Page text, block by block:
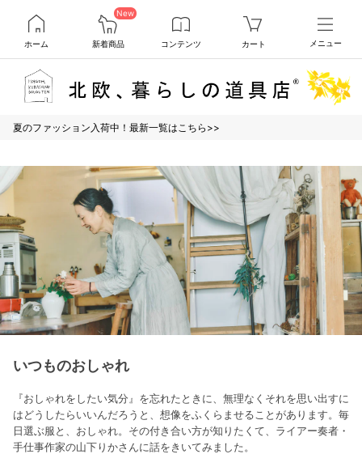
ホーム
New
新着商品 コンテンツ カート メニュー
夏のファッション入荷中！最新一覧はこちら>>
いつものおしゃれ
『おしゃれをしたい気分』を忘れたときに、無理なくそれを思い出すに
はどうしたらいいんだろうと、想像をふくらませることがあります。毎
日選ぶ服と、おしゃれ。その付き合い方が知りたくて、ライアー奏者・
手仕事作家の山下りかさんに話をきいてみました。